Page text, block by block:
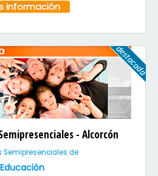
información
- Alcorcón
Semipresenciales de
Educación